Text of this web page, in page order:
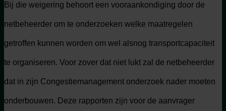
Bij die weigering behoort een vooraankondiging door de
netbeheerder om te onderzoeken welke maatregelen
getroffen kunnen worden om wel alsnog transportcapaciteit
te organiseren. Voor zover dat niet lukt zal de netbeheerder
dat in zijn Congestiemanagement onderzoek nader moeten
onderbouwen. Deze rapporten zijn voor de aanvrager